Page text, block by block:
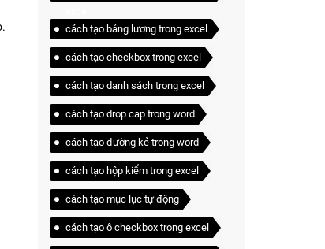
cách tạo bảng lương trong excel
cách tạo checkbox trong excel
cách tạo danh sách trong excel
cách tạo drop cap trong word
cách tạo đường kẻ trong word
cách tạo hộp kiểm trong excel
cách tạo mục lục tự động
cách tạo ô checkbox trong excel